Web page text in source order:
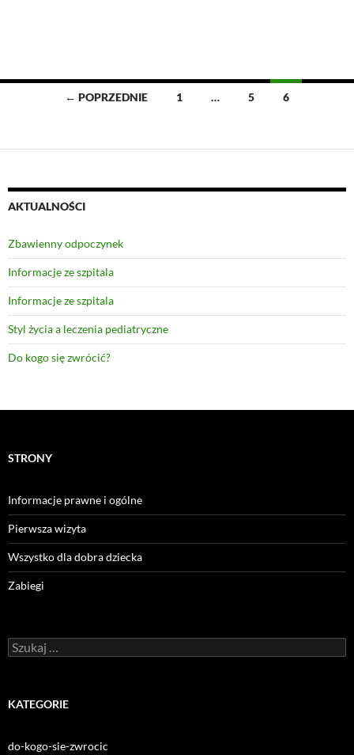
Nawigacja
wpisach
← POPRZEDNIE 1 … 5 6
AKTUALNOŚCI
Zbawienny odpoczynek
Informacje ze szpitala
Informacje ze szpitala
Styl życia a leczenia pediatryczne
Do kogo się zwrócić?
STRONY
Informacje prawne i ogólne
Pierwsza wizyta
Wszystko dla dobra dziecka
Zabiegi
Szukaj:
KATEGORIE
do-kogo-sie-zwrocic